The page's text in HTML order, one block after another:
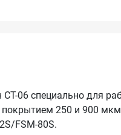
06 специально для
покрытием 250 и 900
FSM-80S.